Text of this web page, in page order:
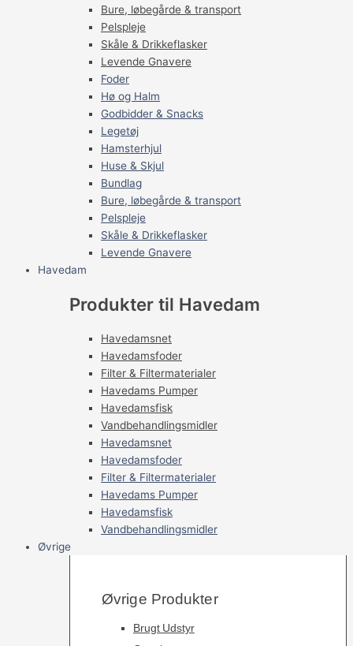
Bure, løbegårde & transport
Pelspleje
Skåle & Drikkeflasker
Levende Gnavere
Foder
Hø og Halm
Godbidder & Snacks
Legetøj
Hamsterhjul
Huse & Skjul
Bundlag
Bure, løbegårde & transport
Pelspleje
Skåle & Drikkeflasker
Levende Gnavere
Havedam
Produkter til Havedam
Havedamsnet
Havedamsfoder
Filter & Filtermaterialer
Havedams Pumper
Havedamsfisk
Vandbehandlingsmidler
Havedamsnet
Havedamsfoder
Filter & Filtermaterialer
Havedams Pumper
Havedamsfisk
Vandbehandlingsmidler
Øvrige
Øvrige Produkter
Brugt Udstyr